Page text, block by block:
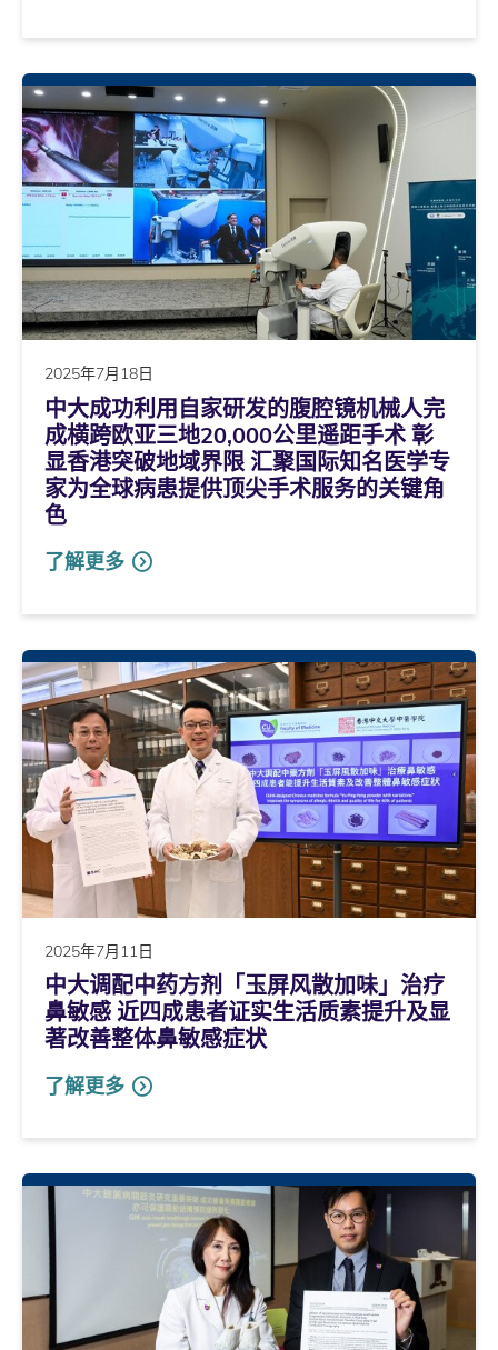
2025年7月18日
中大成功利用自家研发的腹腔镜机械人完
成横跨欧亚三地20,000公里遥距手术 彰
显香港突破地域界限 汇聚国际知名医学专
家为全球病患提供顶尖手术服务的关键角
色
了解更多
2025年7月11日
中大调配中药方剂「玉屏风散加味」治疗
鼻敏感 近四成患者证实生活质素提升及显
著改善整体鼻敏感症状
了解更多